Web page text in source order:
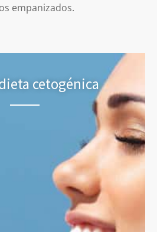
empanizados.
cetogénica